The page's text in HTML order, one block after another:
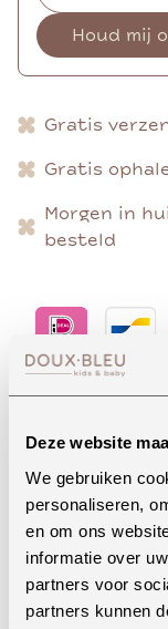
Deze website
We gebruiken
personaliseren,
en om ons
informatie over
partners voor
partners kunnen
Houd mij
Gratis
Gratis
Morgen in
besteld